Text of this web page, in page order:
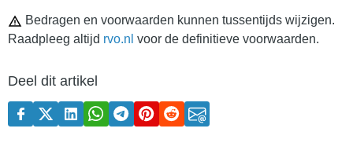
Bedragen en voorwaarden kunnen tussentijds wijzigen.
Raadpleeg altijd rvo.nl voor de definitieve voorwaarden.
Deel dit artikel